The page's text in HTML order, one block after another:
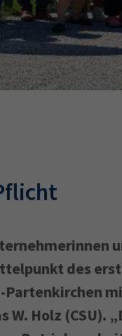
des
Partenkirchen
W. Holz (CSU).